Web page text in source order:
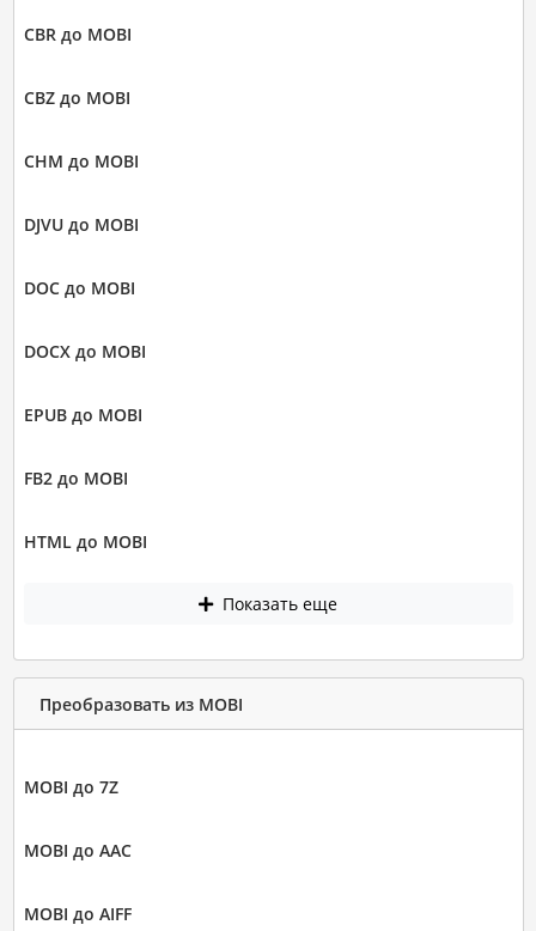
CBR до MOBI
CBZ до MOBI
CHM до MOBI
DJVU до MOBI
DOC до MOBI
DOCX до MOBI
EPUB до MOBI
FB2 до MOBI
HTML до MOBI
Показать еще
Преобразовать из MOBI
MOBI до 7Z
MOBI до AAC
MOBI до AIFF